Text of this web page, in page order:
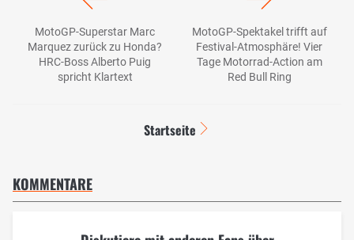
MotoGP-Superstar Marc
Marquez zurück zu Honda?
HRC-Boss Alberto Puig
spricht Klartext
MotoGP-Spektakel trifft auf
Festival-Atmosphäre! Vier
Tage Motorrad-Action am
Red Bull Ring
Startseite
KOMMENTARE